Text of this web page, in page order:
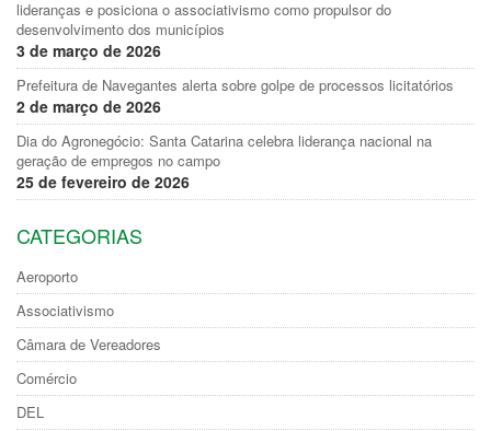
lideranças e posiciona o associativismo como propulsor do
desenvolvimento dos municípios
3 de março de 2026
Prefeitura de Navegantes alerta sobre golpe de processos licitatórios
2 de março de 2026
Dia do Agronegócio: Santa Catarina celebra liderança nacional na
geração de empregos no campo
25 de fevereiro de 2026
CATEGORIAS
Aeroporto
Associativismo
Câmara de Vereadores
Comércio
DEL